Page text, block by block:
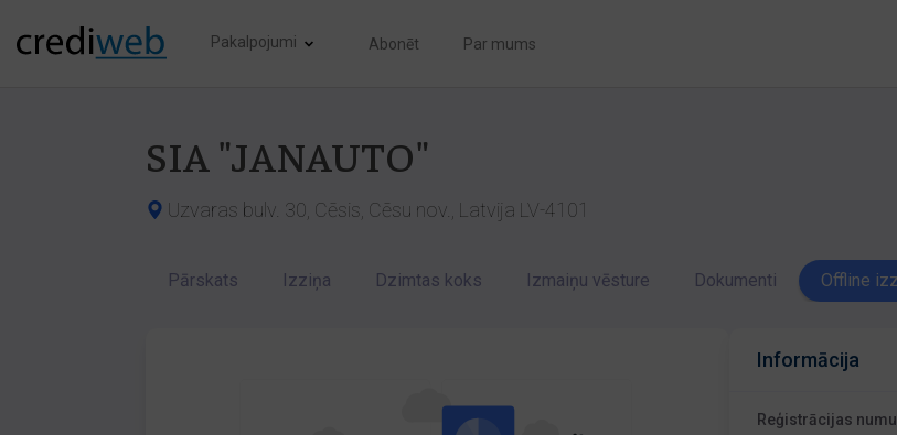
Pakalpojumi Abonēt Par mums
SIA "JANAUTO"
Uzvaras bulv. 30, Cēsis, Cēsu nov., Latvija LV-4101
Pārskats Izziņa Dzimtas koks Izmaiņu vēsture Dokumenti Offline
Informācija
Reģistrācijas